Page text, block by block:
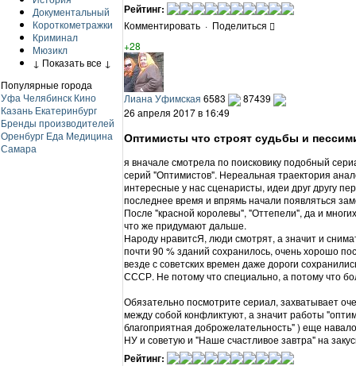
Документальный
Короткометражки
Криминал
Мюзикл
↓ Показать все ↓
Популярные города
Уфа Челябинск Кино
Казань Екатеринбург
Бренды производителей
Оренбург Еда Медицина
Самара
Рейтинг:
Комментировать · Поделиться
+28
Лиана Уфимская 6583
87439
26 апреля 2017 в 16:49
Оптимисты что строят судьбы и
я вначале смотрела по поисковику подобный
серий "Оптимистов". Нереальная траектория
интересные у нас сценаристы, идеи друг другу
последнее время и впрямь начали появляться
После "красной королевы", "Оттепели", да и
что же придумают дальше.
Народу нравитсЯ, люди смотрят, а значит и
почти 90 % зданий сохранилось, очень хорошо
везде с советских времен даже дороги
СССР. Не потому что специально, а потому что
Обязательно посмотрите сериал, захватывает
между собой конфликтуют, а значит работы
благоприятная доброжелательность" ) еще
НУ и советую и "Наше счастливое завтра" на
Рейтинг: